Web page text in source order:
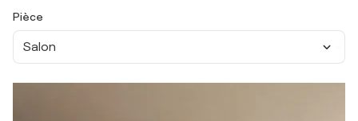
Pièce
Salon